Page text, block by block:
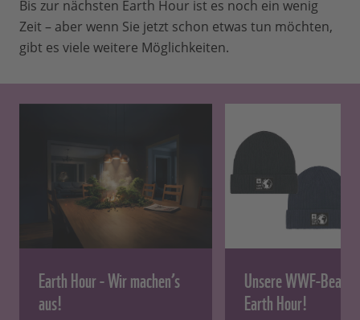
Bis zur nächsten Earth Hour ist es noch ein wenig
Zeit – aber wenn Sie jetzt schon etwas tun möchten,
gibt es viele weitere Möglichkeiten.
Earth Hour - Wir machen’s
aus!
Unsere WWF-
Earth Hour!